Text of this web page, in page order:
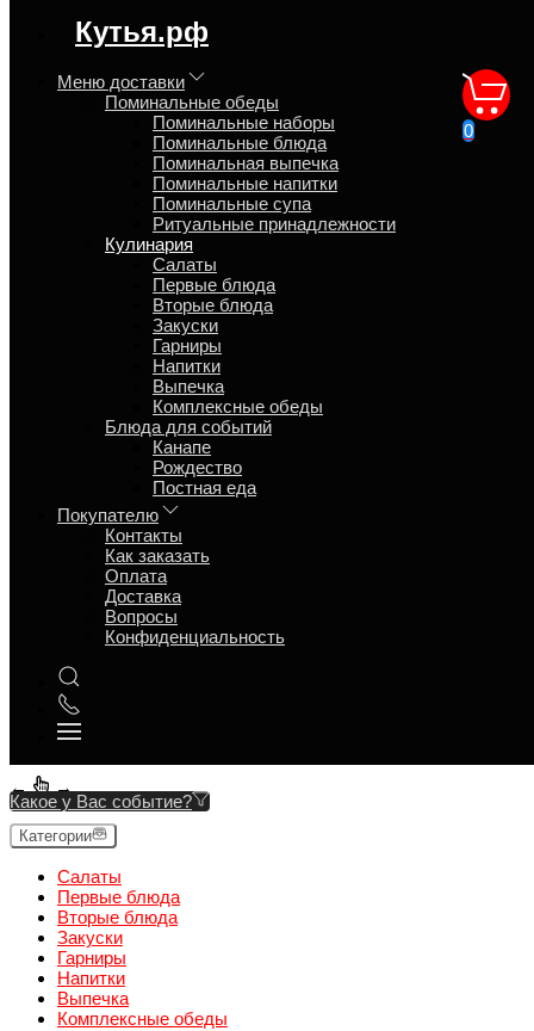
регион доставки:
Кутья.рф
Меню доставки
Поминальные обеды
Поминальные наборы
Поминальные блюда
Поминальная выпечка
Поминальные напитки
Поминальные супа
Ритуальные принадлежности
Кулинария
Салаты
Первые блюда
Вторые блюда
Закуски
Гарниры
Напитки
Выпечка
Комплексные обеды
Блюда для событий
Канапе
Рождество
Постная еда
Покупателю
Контакты
Как заказать
Оплата
Доставка
Вопросы
Конфиденциальность
0
Поминальные блюда с
доставкой Сегодня 15:05
Быстрая экспресс‑доставка поминальных блюд: получите
заказ через ~4 часа после оформления (оплаты).
Экспресс‑доставка работает ежедневно с 10:00 до 23:00.
Заказы оформленные после 19 часов, доставляются на
следующий день с 10 часов. Ближайшая экспресс доставка
возможна ~ Сегодня 15:05
Первые блюда
Вторые блюда
Закуски
Гарниры
Напитки
Выпечка
Комплексные обеды
← →
Какое у Вас событие?
Категории
Салаты
Первые блюда
Вторые блюда
Закуски
Гарниры
Напитки
Выпечка
Комплексные обеды